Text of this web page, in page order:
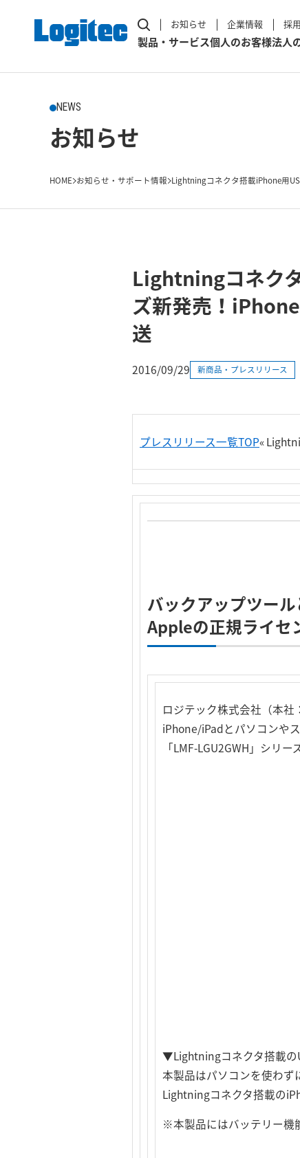
お知らせ 企業情報 採
製品・サービス個人のお客様法人
NEWS
お知らせ
HOME お知らせ・サポート情報 Lightningコネクタ搭載iPhone用
Lightningコネク
ズ新発売！
送
2016/09/29 新商品・プレスリリース
プレスリリース一覧TOP«
バックアップツー
Appleの正規ライセ
ロジテック株式会社（本
iPhone/iPadとパソコンや
「LMF-LGU2GWH」シリ
▼Lightningコネクタ搭載の
本製品はパソコンを使わず
Lightningコネクタ搭載の
※本製品にはバッテリー機